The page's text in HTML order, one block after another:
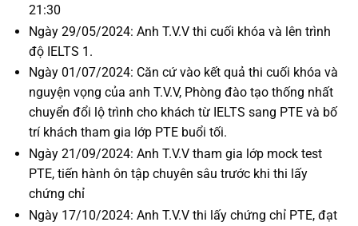
21:30
Ngày 29/05/2024: Anh T.V.V thi cuối khóa và lên trình
độ IELTS 1.
Ngày 01/07/2024: Căn cứ vào kết quả thi cuối khóa và
nguyện vọng của anh T.V.V, Phòng đào tạo thống nhất
chuyển đổi lộ trình cho khách từ IELTS sang PTE và bố
trí khách tham gia lớp PTE buổi tối.
Ngày 21/09/2024: Anh T.V.V tham gia lớp mock test
PTE, tiến hành ôn tập chuyên sâu trước khi thi lấy
chứng chỉ
Ngày 17/10/2024: Anh T.V.V thi lấy chứng chỉ PTE, đạt